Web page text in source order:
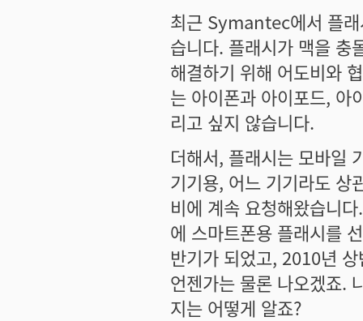
최근 Symantec에서 플
습니다. 플래시가 맥을 충
해결하기 위해 어도비와
는 아이폰과 아이포드, 아
리고 싶지 않습니다.
더해서, 플래시는 모바일
기기용, 어느 기기라도 상
비에 계속 요청해왔습니
에 스마트폰용 플래시를
반기가 되었고, 2010년
언젠가는 물론 나오겠죠.
지는 어떻게 알죠?